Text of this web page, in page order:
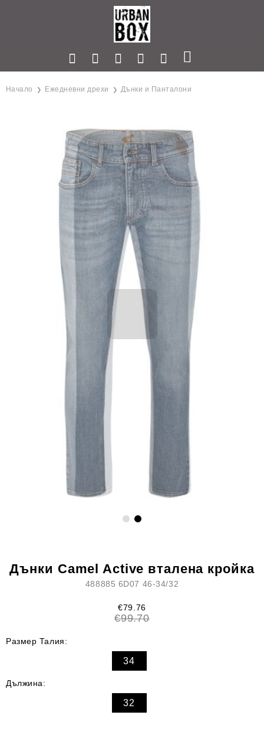
Начало Ежедневни дрехи Дънки и Панталони
Дънки Camel Active вталена кройка
488885 6D07 46-34/32
€79.76
€99.70
Размер Талия:
34
Дължина:
32